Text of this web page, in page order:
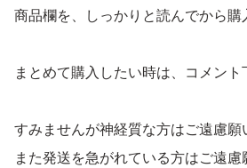
商品欄を、しっかりと読んでから
まとめて購入したい時は、コメント
すみませんが神経質な方はご遠慮願
また発送を急がれている方はご遠慮